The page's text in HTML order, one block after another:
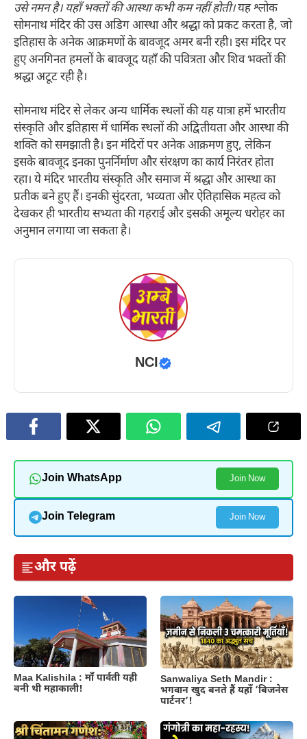
उसे नमन है। यहाँ भक्तों की आस्था कभी कम नहीं होती।यह श्लोक
सोमनाथ मंदिर की उस अडिग आस्था और श्रद्धा को प्रकट करता है, जो
इतिहास के अनेक आक्रमणों के बावजूद अमर बनी रही। इस मंदिर पर
हुए अनगिनत हमलों के बावजूद यहाँ की पवित्रता और शिव भक्तों की
श्रद्धा अटूट रही है।
सोमनाथ मंदिर से लेकर अन्य धार्मिक स्थलों की यह यात्रा हमें भारतीय
संस्कृति और इतिहास में धार्मिक स्थलों की अद्वितीयता और आस्था की
शक्ति को समझाती है। इन मंदिरों पर अनेक आक्रमण हुए, लेकिन
इसके बावजूद इनका पुनर्निर्माण और संरक्षण का कार्य निरंतर होता
रहा। ये मंदिर भारतीय संस्कृति और समाज में श्रद्धा और आस्था का
प्रतीक बने हुए हैं। इनकी सुंदरता, भव्यता और ऐतिहासिक महत्व को
देखकर ही भारतीय सभ्यता की गहराई और इसकी अमूल्य धरोहर का
अनुमान लगाया जा सकता है।
NCI
Join WhatsApp Join Now
Join Telegram Join Now
और पढ़ें
Maa Kalishila : माँ पार्वती यही
बनी थी महाकाली!
Sanwaliya Seth Mandir :
भगवान खुद बनते हैं यहाँ ‘बिजनेस
पार्टनर’!